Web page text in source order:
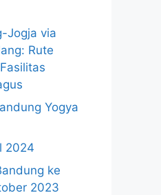
Jogja via
Rute
Yogya
2024
ke
2023